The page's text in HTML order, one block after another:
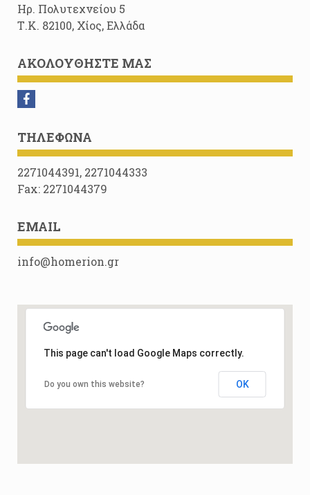
Ηρ. Πολυτεχνείου 5
Τ.Κ. 82100, Χίος, Ελλάδα
ΑΚΟΛΟΥΘΉΣΤΕ ΜΑΣ
ΤΗΛΈΦΩΝΑ
2271044391, 2271044333
Fax: 2271044379
EMAIL
info@homerion.gr
This page can't load Google Maps correctly.
Do you own this website? OK